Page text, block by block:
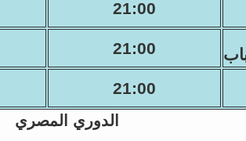
21:00
21:00
21:00
الدوري المصري